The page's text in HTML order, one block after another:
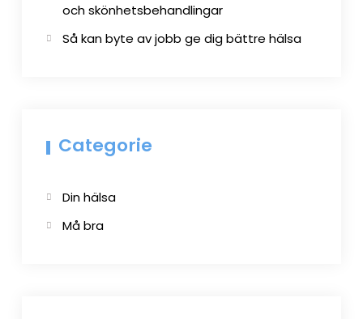
och skönhetsbehandlingar
Så kan byte av jobb ge dig bättre hälsa
Categorie
Din hälsa
Må bra